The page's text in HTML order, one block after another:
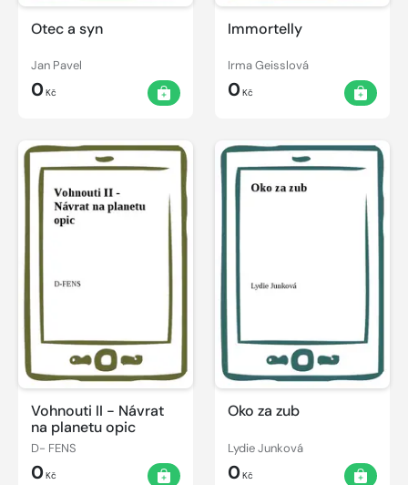
Otec a syn
Jan Pavel
0Kč
Immortelly
Irma Geisslová
0Kč
Vohnouti II - Návrat
na planetu opic
D- FENS
0Kč
Oko za zub
Lydie Junková
0Kč